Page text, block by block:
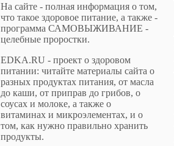
На сайте - полная информация о том,
что такое здоровое питание, а также -
программа САМОВЫЖИВАНИЕ -
целебные проростки.
EDKA.RU - проект о здоровом
питании: читайте материалы сайта о
разных продуктах питания, от масла
до каши, от приправ до грибов, о
соусах и молоке, а также о
витаминах и микроэлементах, и о
том, как нужно правильно хранить
продукты.